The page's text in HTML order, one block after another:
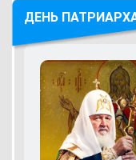
ДЕНЬ